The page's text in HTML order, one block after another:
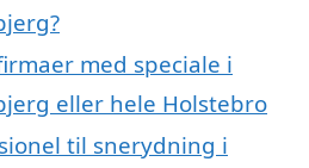
med speciale i
eller hele Holstebro
til snerydning i